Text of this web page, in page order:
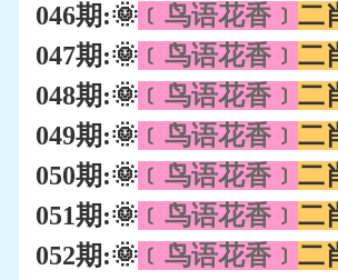
046期:🌞 ﹝鸟语花香﹞ 二
047期:🌞 ﹝鸟语花香﹞ 二
048期:🌞 ﹝鸟语花香﹞ 二
049期:🌞 ﹝鸟语花香﹞ 二
050期:🌞 ﹝鸟语花香﹞ 二
051期:🌞 ﹝鸟语花香﹞ 二
052期:🌞 ﹝鸟语花香﹞ 二